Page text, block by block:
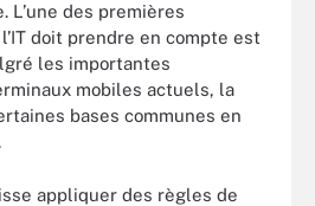
des premières
doit prendre en compte est
les importantes
mobiles actuels, la
bases communes en
appliquer des règles de